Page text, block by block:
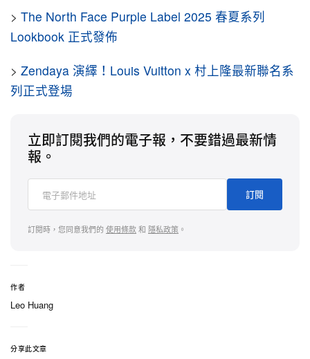
> The North Face Purple Label 2025 春夏系列
Lookbook 正式發佈
> Zendaya 演繹！Louis Vuitton x 村上隆最新聯名系
列正式登場
立即訂閱我們的電子報，不要錯過最新情
報。
訂閱
訂閱時，您同意我們的 使用條款和 隱私政策 。
作者
Leo Huang
分享此文章